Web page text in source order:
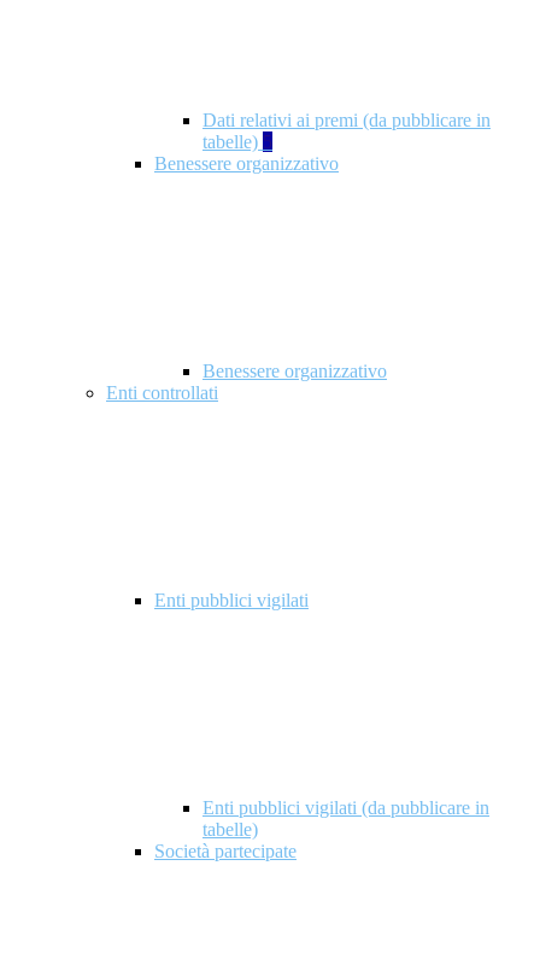
Dati relativi ai premi (da pubblicare in
tabelle) 5
Benessere organizzativo
Benessere organizzativo
Enti controllati
Enti pubblici vigilati
Enti pubblici vigilati (da pubblicare in
tabelle)
Società partecipate